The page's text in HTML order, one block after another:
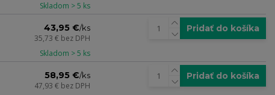
Skladom > 5 ks
43,95 €/ks
35,73 € bez DPH
Skladom > 5 ks
Pridať do košíka
58,95 €/ks
47,93 € bez DPH
Pridať do košíka